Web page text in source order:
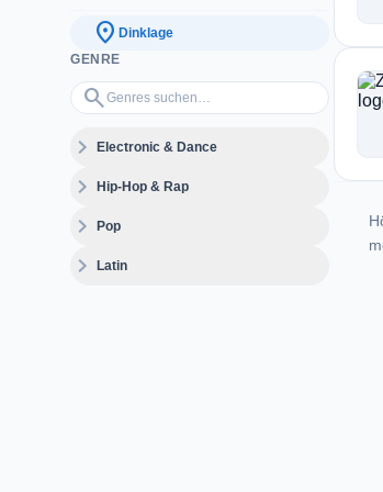
location_on Dinklage
GENRE
search
Genres suchen…
expand_moreElectronic & Dance
expand_moreHip-Hop & Rap
expand_morePop
expand_moreLatin